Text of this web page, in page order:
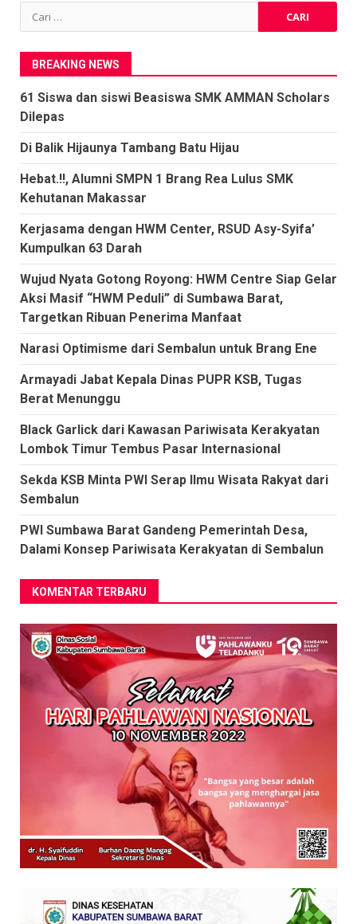
Cari
untuk:
BREAKING NEWS
61 Siswa dan siswi Beasiswa SMK AMMAN Scholars
Dilepas
Di Balik Hijaunya Tambang Batu Hijau
Hebat.!!, Alumni SMPN 1 Brang Rea Lulus SMK
Kehutanan Makassar
Kerjasama dengan HWM Center, RSUD Asy-Syifa’
Kumpulkan 63 Darah
Wujud Nyata Gotong Royong: HWM Centre Siap Gelar
Aksi Masif “HWM Peduli” di Sumbawa Barat,
Targetkan Ribuan Penerima Manfaat
Narasi Optimisme dari Sembalun untuk Brang Ene
Armayadi Jabat Kepala Dinas PUPR KSB, Tugas
Berat Menunggu
Black Garlick dari Kawasan Pariwisata Kerakyatan
Lombok Timur Tembus Pasar Internasional
Sekda KSB Minta PWI Serap Ilmu Wisata Rakyat dari
Sembalun
PWI Sumbawa Barat Gandeng Pemerintah Desa,
Dalami Konsep Pariwisata Kerakyatan di Sembalun
KOMENTAR TERBARU